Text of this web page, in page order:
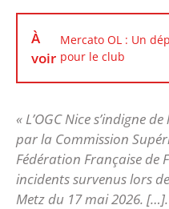
À
voir
Mercato OL : Un
pour le club
« L’OGC Nice s’indigne
par la Commission
Fédération Française de
incidents survenus lors
Metz du 17 mai 2026. […].